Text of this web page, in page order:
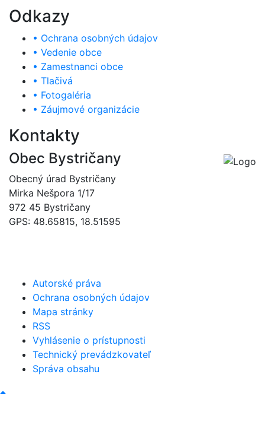
Odkazy
• Ochrana osobných údajov
• Vedenie obce
• Zamestnanci obce
• Tlačivá
• Fotogaléria
• Záujmové organizácie
Kontakty
Obec Bystričany
Obecný úrad Bystričany
Mirka Nešpora 1/17
972 45 Bystričany
GPS: 48.65815, 18.51595
Autorské práva
Ochrana osobných údajov
Mapa stránky
RSS
Vyhlásenie o prístupnosti
Technický prevádzkovateľ
Správa obsahu